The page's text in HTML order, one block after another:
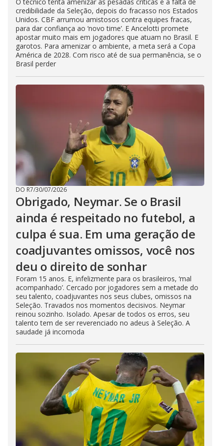
O técnico tenta amenizar as pesadas críticas e a falta de
credibilidade da Seleção, depois do fracasso nos Estados
Unidos. CBF arrumou amistosos contra equipes fracas,
para dar confiança ao ‘novo time’. E Ancelotti promete
apostar muito mais em jogadores que atuam no Brasil. E
garotos. Para amenizar o ambiente, a meta será a Copa
América de 2028. Com risco até de sua permanência, se o
Brasil perder
DO R7/30/07/2026
Obrigado, Neymar. Se o Brasil
ainda é respeitado no futebol, a
culpa é sua. Em uma geração de
coadjuvantes omissos, você nos
deu o direito de sonhar
Foram 15 anos. E, infelizmente para os brasileiros, ‘mal
acompanhado’. Cercado por jogadores sem a metade do
seu talento, coadjuvantes nos seus clubes, omissos na
Seleção. Travados nos momentos decisivos. Neymar
reinou sozinho. Isolado. Apesar de todos os erros, seu
talento tem de ser reverenciado no adeus à Seleção. A
saudade já incomoda